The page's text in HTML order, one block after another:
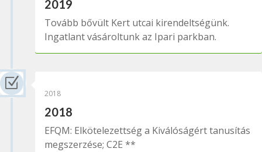
2019
Tovább bővült Kert utcai kirendeltségünk.
Ingatlant vásároltunk az Ipari parkban.
Z
2018
2018
EFQM: Elkötelezettség a Kiválóságért tanusítás
megszerzése; C2E **